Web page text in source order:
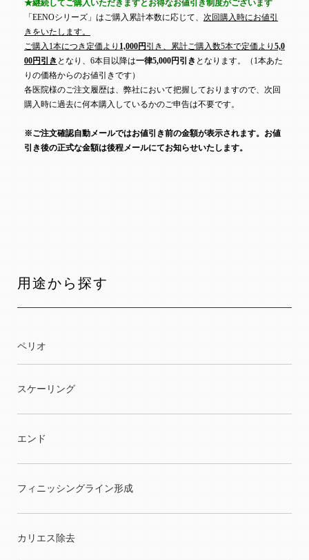
★継続してご購入いただきますとお得なお値引き制度がございます
「EENOシリーズ」はご購入累計本数に応じて、 次回購入時にお値引
きをいたします。
ご購入1本につき定価より 1,000円 引き、累計ご購入数5本で定価より 5,0
00円引き となり、6本目以降は一律5,000円引き となります。（1本あた
りの価格からのお値引きです）
各医院様のご注文履歴は、弊社において把握しておりますので、次回
購入時に過去に何本購入しているかのご申告は不要です。
※ご注文確認自動メールではお値引き前の金額が表示されます。お値
引き後の正式な金額は後程メールにてお知らせいたします。
用途から探す
ペリオ
スケーリング
エンド
フィニッシングライン形成
カリエス除去